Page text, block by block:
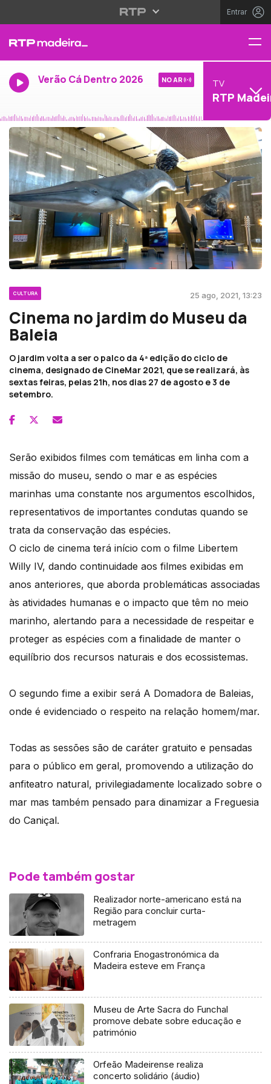
Entrar
Verão Cá Dentro 2026 NO AR TV
RTP
CULTURA 25 ago, 2021, 13:23
Cinema no jardim do Museu da
Baleia
O jardim volta a ser o palco da 4ª edição do ciclo de
cinema, designado de CineMar 2021, que se realizará, às
sextas feiras, pelas 21h, nos dias 27 de agosto e 3 de
setembro.
Serão exibidos filmes com temáticas em linha com a
missão do museu, sendo o mar e as espécies
marinhas uma constante nos argumentos escolhidos,
representativos de importantes condutas quando se
trata da conservação das espécies.
O ciclo de cinema terá início com o filme Libertem
Willy IV, dando continuidade aos filmes exibidas em
anos anteriores, que aborda problemáticas associadas
às atividades humanas e o impacto que têm no meio
marinho, alertando para a necessidade de respeitar e
proteger as espécies com a finalidade de manter o
equilíbrio dos recursos naturais e dos ecossistemas.
O segundo fime a exibir será A Domadora de Baleias,
onde é evidenciado o respeito na relação homem/mar.
Todas as sessões são de caráter gratuito e pensadas
para o público em geral, promovendo a utilização do
anfiteatro natural, privilegiadamente localizado sobre o
mar mas também pensado para dinamizar a Freguesia
do Caniçal.
Pode também gostar
Realizador norte-americano está na
Região para concluir curta-
metragem
Confraria Enogastronómica da
Madeira esteve em França
Museu de Arte Sacra do Funchal
promove debate sobre educação e
património
Orfeão Madeirense realiza
concerto solidário (áudio)